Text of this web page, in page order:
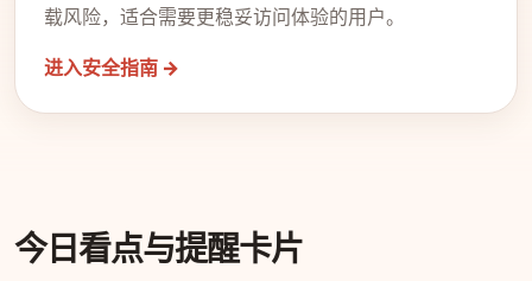
载风险，适合需要更稳妥访问体验的用户。
进入安全指南 →
今日看点与提醒卡片